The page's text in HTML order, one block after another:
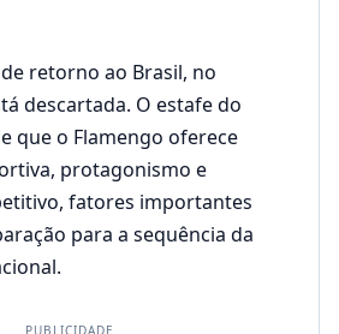
retorno ao Brasil, no
descartada. O estafe do
que o Flamengo oferece
protagonismo e
fatores importantes
para a sequência da